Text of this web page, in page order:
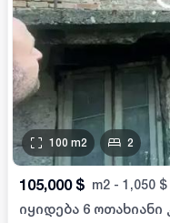
100 m2 2
105,000 $ m2 - 1,050 $
იყიდება 6